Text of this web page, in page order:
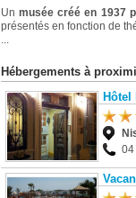
Unmusée créé en 1937
présentés en fonction de
...
Hébergements à
Hôtel
04